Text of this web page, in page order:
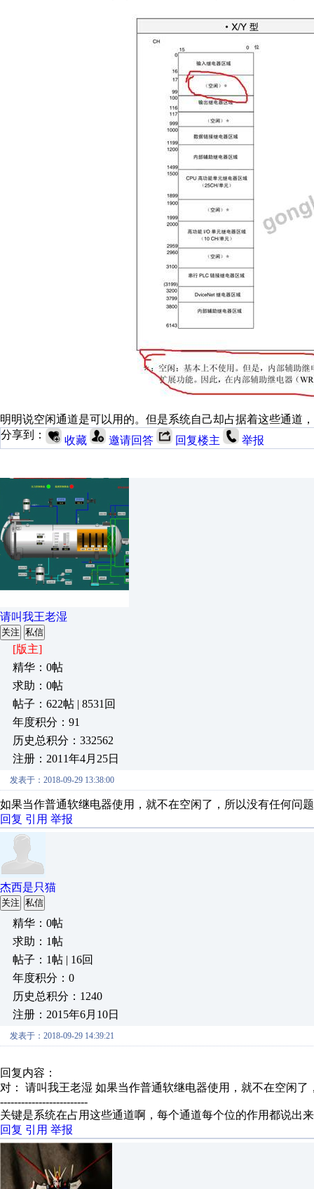
明明说空闲通道是可以用的。但是系统自己却占据着这些通道
分享到：
收藏 邀请回答 回复楼主 举报
请叫我王老湿
关注 私信
[版主]
精华：0帖
求助：0帖
帖子：622帖 | 8531回
年度积分：91
历史总积分：332562
注册：2011年4月25日
发表于：2018-09-29 13:38:00
如果当作普通软继电器使用，就不在空闲了，所以没有任何问题
回复 引用 举报
杰西是只猫
关注 私信
精华：0帖
求助：1帖
帖子：1帖 | 16回
年度积分：0
历史总积分：1240
注册：2015年6月10日
发表于：2018-09-29 14:39:21
回复内容：
对： 请叫我王老湿 如果当作普通软继电器使用，就不在空闲
-------------------------
关键是系统在占用这些通道啊，每个通道每个位的作用都说出
回复 引用 举报